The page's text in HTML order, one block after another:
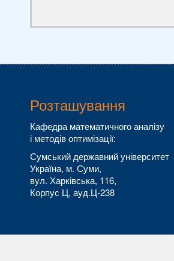
Розташування
Кафедра математичного аналізу
і методів оптимізації:
Сумський державний університет
Україна, м. Суми,
вул. Харківська, 116,
Корпус Ц, ауд.Ц-238